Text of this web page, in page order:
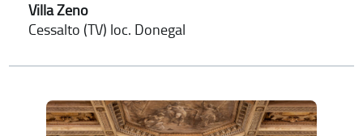
Villa Zeno
Cessalto (TV) loc. Donegal